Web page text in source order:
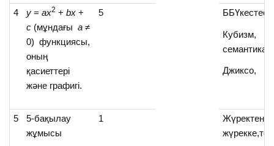
4 у =ах2 +bx +
c (мұндағыа ≠
0) функциясы,
оның
қасиеттері
және графигі.
5 ББҮкестесі,
Кубизм,
Джиксо,
5
5-бақылау
жұмысы
1
Жүректен